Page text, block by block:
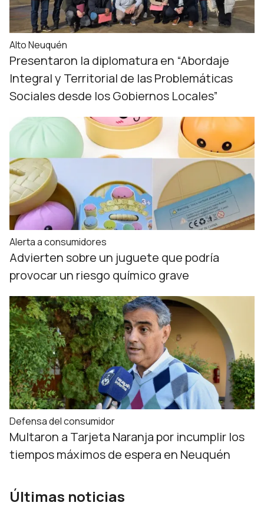
Alto Neuquén
Presentaron la diplomatura en “Abordaje
Integral y Territorial de las Problemáticas
Sociales desde los Gobiernos Locales”
Alerta a consumidores
Advierten sobre un juguete que podría
provocar un riesgo químico grave
Defensa del consumidor
Multaron a Tarjeta Naranja por incumplir los
tiempos máximos de espera en Neuquén
Últimas noticias